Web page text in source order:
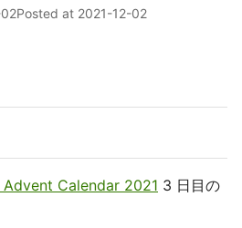
Posted at 2021-12-02
Advent Calendar 2021 3 日目の